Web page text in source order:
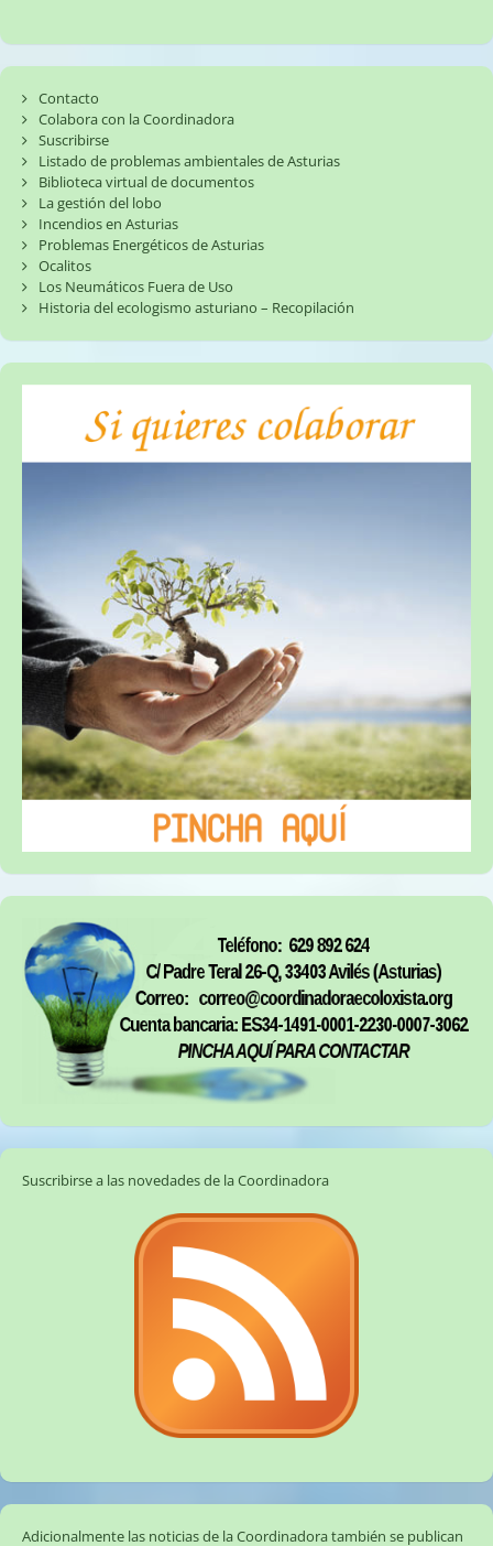
Contacto
Colabora con la Coordinadora
Suscribirse
Listado de problemas ambientales de Asturias
Biblioteca virtual de documentos
La gestión del lobo
Incendios en Asturias
Problemas Energéticos de Asturias
Ocalitos
Los Neumáticos Fuera de Uso
Historia del ecologismo asturiano – Recopilación
Suscribirse a las novedades de la Coordinadora
Adicionalmente las noticias de la Coordinadora también se publican